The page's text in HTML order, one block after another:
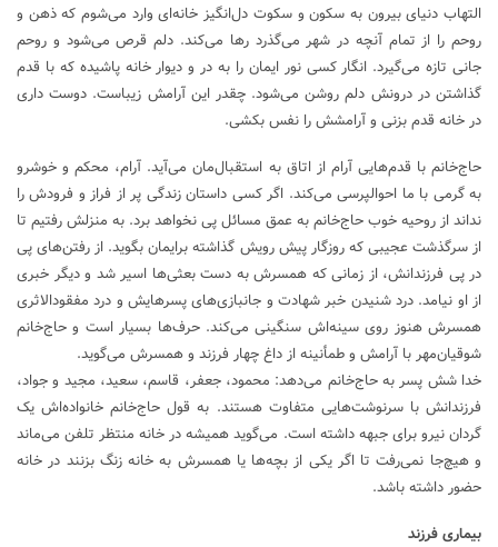
التهاب دنیای بیرون به سکون و سکوت دل‌انگیز خانه‌ای وارد می‌شوم که ذهن و
روحم را از تمام آنچه در شهر می‌گذرد رها می‌کند. دلم قرص می‌شود و روحم
جانی تازه می‌گیرد. انگار کسی نور ایمان را به در و دیوار خانه پاشیده که با قدم
گذاشتن در درونش دلم روشن می‌شود. چقدر این آرامش زیباست. دوست داری
در خانه قدم بزنی و آرامشش را نفس بکشی.
حاج‌خانم با قدم‌هایی آرام از اتاق به استقبال‌مان می‌آید. آرام، محکم و خوشرو
به گرمی با ما احوالپرسی می‌کند. اگر کسی داستان زندگی پر از فراز و فرودش را
نداند از روحیه خوب حاج‌خانم به عمق مسائل پی نخواهد برد. به منزلش رفتیم تا
از سرگذشت عجیبی که روزگار پیش رویش گذاشته برایمان بگوید. از رفتن‌های پی
در پی فرزندانش، از زمانی که همسرش به دست بعثی‌ها اسیر شد و دیگر خبری
از او نیامد. درد شنیدن خبر شهادت و جانبازی‌های پسرهایش و درد مفقودالاثری
همسرش هنوز روی سینه‌اش سنگینی می‌کند. حرف‌ها بسیار است و حاج‌خانم
شوقیان‌مهر با آرامش و طمأنینه از داغ چهار فرزند و همسرش می‌گوید.
خدا شش پسر به حاج‌خانم می‌دهد: محمود، جعفر، قاسم، سعید، مجید و جواد،
فرزندانش با سرنوشت‌هایی متفاوت هستند. به قول حاج‌خانم خانواده‌اش یک
گردان نیرو برای جبهه داشته است. می‌گوید همیشه در خانه منتظر تلفن می‌ماند
و هیچ‌جا نمی‌رفت تا اگر یکی از بچه‌ها یا همسرش به خانه زنگ بزنند در خانه
حضور داشته باشد.
بیماری فرزند